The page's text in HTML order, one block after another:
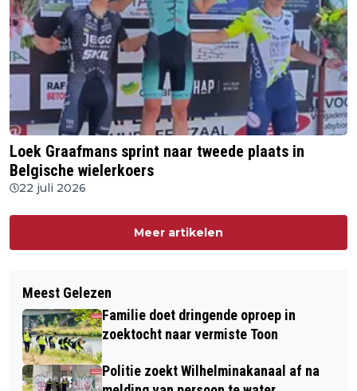
Loek Graafmans sprint naar tweede plaats in
Belgische wielerkoers
22 juli 2026
Meer artikelen
Meest Gelezen
Familie doet dringende oproep in
zoektocht naar vermiste Toon
Politie zoekt Wilhelminakanaal af na